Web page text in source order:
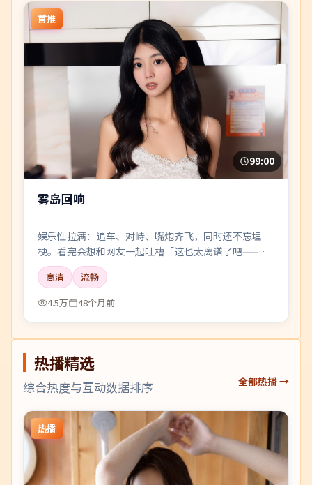
首推
99:00
雾岛回响
娱乐性拉满：追车、对峙、嘴炮齐飞，同时还不忘埋
梗。看完会想和网友一起吐槽「这也太离谱了吧——但
好爽」。
高清
流畅
4.5万
48个月前
热播精选
综合热度与互动数据排序 全部热播 →
热播